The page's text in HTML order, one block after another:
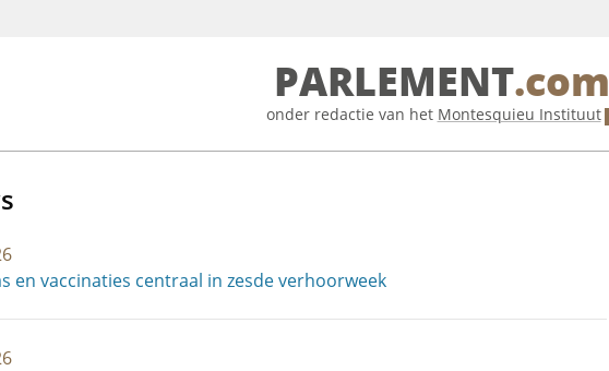
PARLEMENT.com
onder redactie van het Montesquieu Instituut
en vaccinaties centraal in zesde verhoorweek